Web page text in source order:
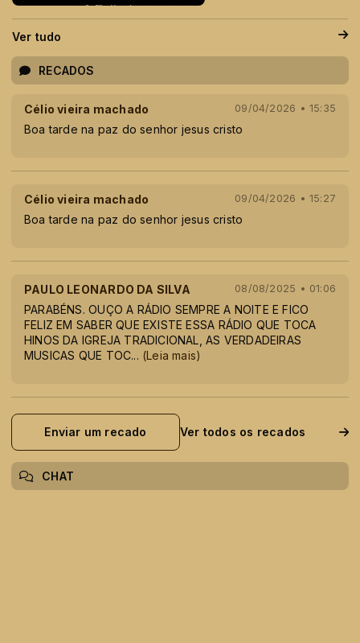
Ver tudo
RECADOS
Célio vieira machado 09/04/2026 • 15:35
Boa tarde na paz do senhor jesus cristo
Célio vieira machado 09/04/2026 • 15:27
Boa tarde na paz do senhor jesus cristo
PAULO LEONARDO DA SILVA 08/08/2025 • 01:06
PARABÉNS. OUÇO A RÁDIO SEMPRE A NOITE E FICO
FELIZ EM SABER QUE EXISTE ESSA RÁDIO QUE TOCA
HINOS DA IGREJA TRADICIONAL, AS VERDADEIRAS
MUSICAS QUE TOC... (Leia mais)
Enviar um recado Ver todos os recados
CHAT